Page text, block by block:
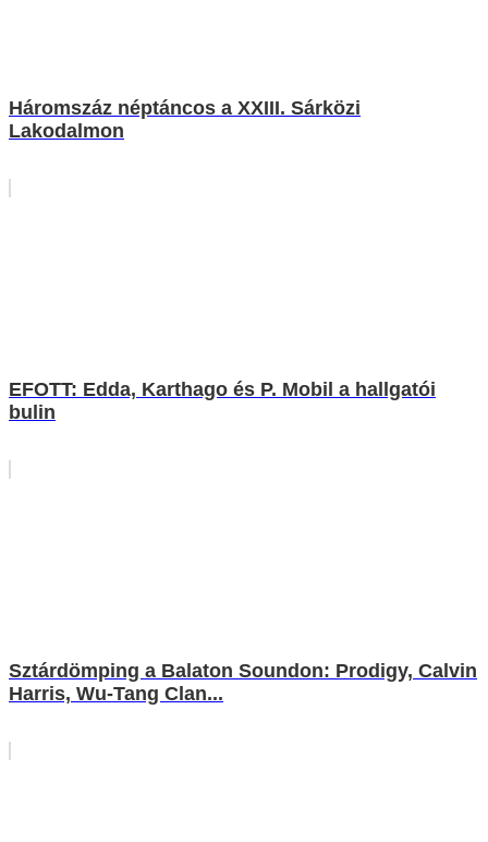
Háromszáz néptáncos a XXIII. Sárközi
Lakodalmon
EFOTT: Edda, Karthago és P. Mobil a hallgatói
bulin
Sztárdömping a Balaton Soundon: Prodigy, Calvin
Harris, Wu-Tang Clan...